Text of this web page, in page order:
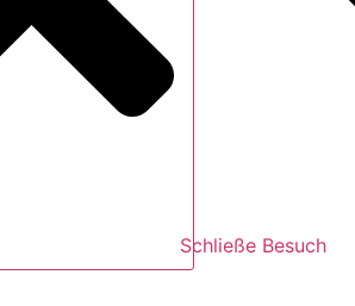
Schließe Besuch